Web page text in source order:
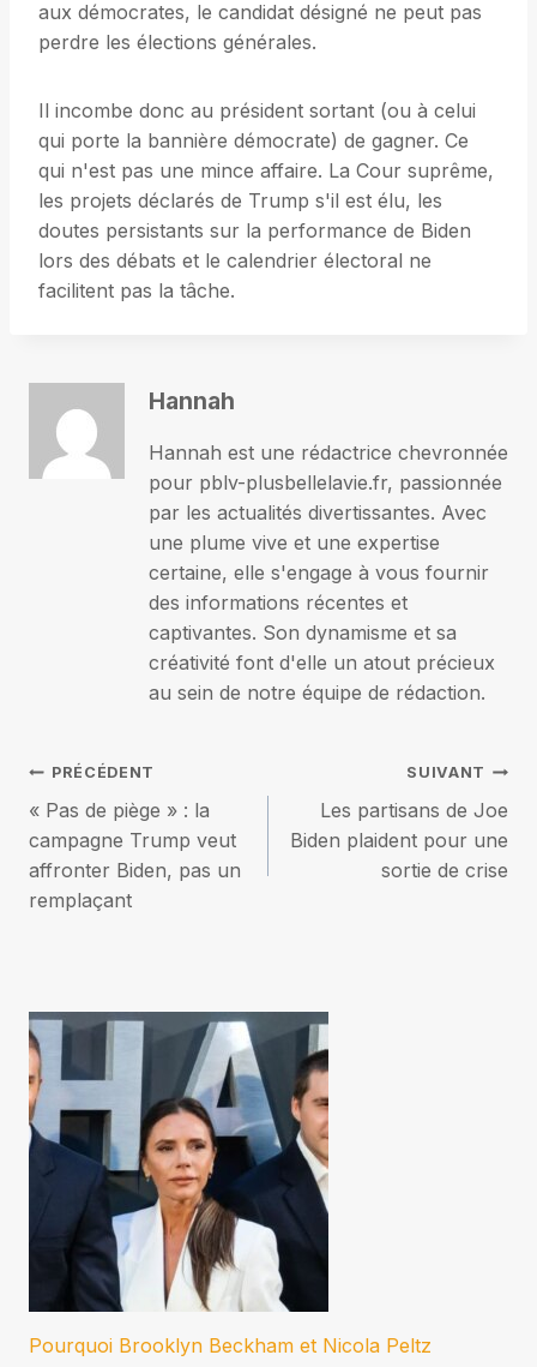
aux démocrates, le candidat désigné ne peut pas
perdre les élections générales.
Il incombe donc au président sortant (ou à celui
qui porte la bannière démocrate) de gagner. Ce
qui n'est pas une mince affaire. La Cour suprême,
les projets déclarés de Trump s'il est élu, les
doutes persistants sur la performance de Biden
lors des débats et le calendrier électoral ne
facilitent pas la tâche.
Hannah
Hannah est une rédactrice chevronnée
pour pblv-plusbellelavie.fr, passionnée
par les actualités divertissantes. Avec
une plume vive et une expertise
certaine, elle s'engage à vous fournir
des informations récentes et
captivantes. Son dynamisme et sa
créativité font d'elle un atout précieux
au sein de notre équipe de rédaction.
Navigation
de
l’article
PRÉCÉDENT
« Pas de piège » : la
campagne Trump veut
affronter Biden, pas un
remplaçant
SUIVANT
Les partisans de Joe
Biden plaident pour une
sortie de crise
Pourquoi Brooklyn Beckham et Nicola Peltz